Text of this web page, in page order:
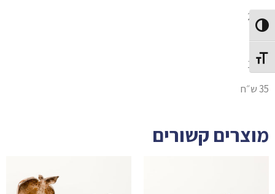
Toggle High Contrast
Toggle Font size
א׳ 20
ר׳ 11
ע׳ 1.5
35 ש״ח
מוצרים קשורים